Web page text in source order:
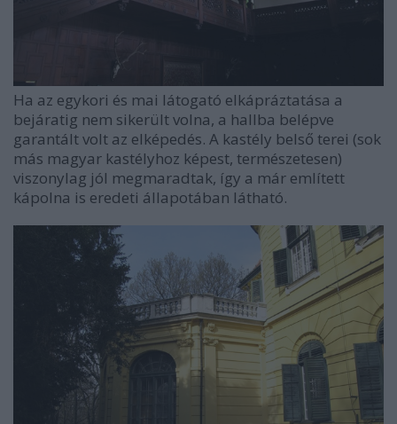
Ha az egykori és mai látogató elkápráztatása a
bejáratig nem sikerült volna, a hallba belépve
garantált volt az elképedés. A kastély belső terei (sok
más magyar kastélyhoz képest, természetesen)
viszonylag jól megmaradtak, így a már említett
kápolna is eredeti állapotában látható.